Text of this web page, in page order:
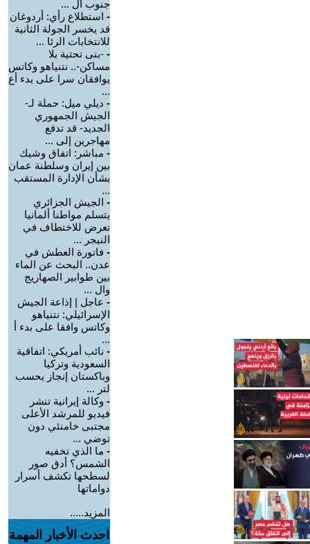
جنوب ال ...
- استطلاع رأي: أردوغان
قد يخسر الجولة الثانية
للانتخابات الرئا ...
- -بنى تحتية بلا
مساكن-.. نتنياهو وكاتس
يوافقان سرا على بدء أع
...
- ديلي ميل: حملة لـ-
الجيش الجمهوري
الجديد- قد تدفع
مهاجرين إلى ...
- مباشر: اتفاق وشيك
بين إيران وسلطنة عمان
بشأن الإدارة المستقب
...
- الجيش الجزائري
يتسلم مواطنا ألمانيا
تعرض للاختطاف في
النيجر ...
- فاتورة العطش في
عدن.. البحث عن الماء
بين طوابير الصهاريج
وال ...
- عاجل | إذاعة الجيش
الإسرائيلي: نتنياهو
وكاتس وافقا على بدء أ
...
- نائب أمريكي: اتفاقية
السعودية وتركيا
وباكستان إنجاز يحسب
لتر ...
- وكالة إيرانية تنشر
فيديو للمرشد الأعلى
مجتبى خامنئي دون
توضي ...
- ما الذي تخفيه
الشمس؟ أدق صور
لسطحها تكشف أسرار
دواماتها
المزيد.....
احدث الأخبار المهمة